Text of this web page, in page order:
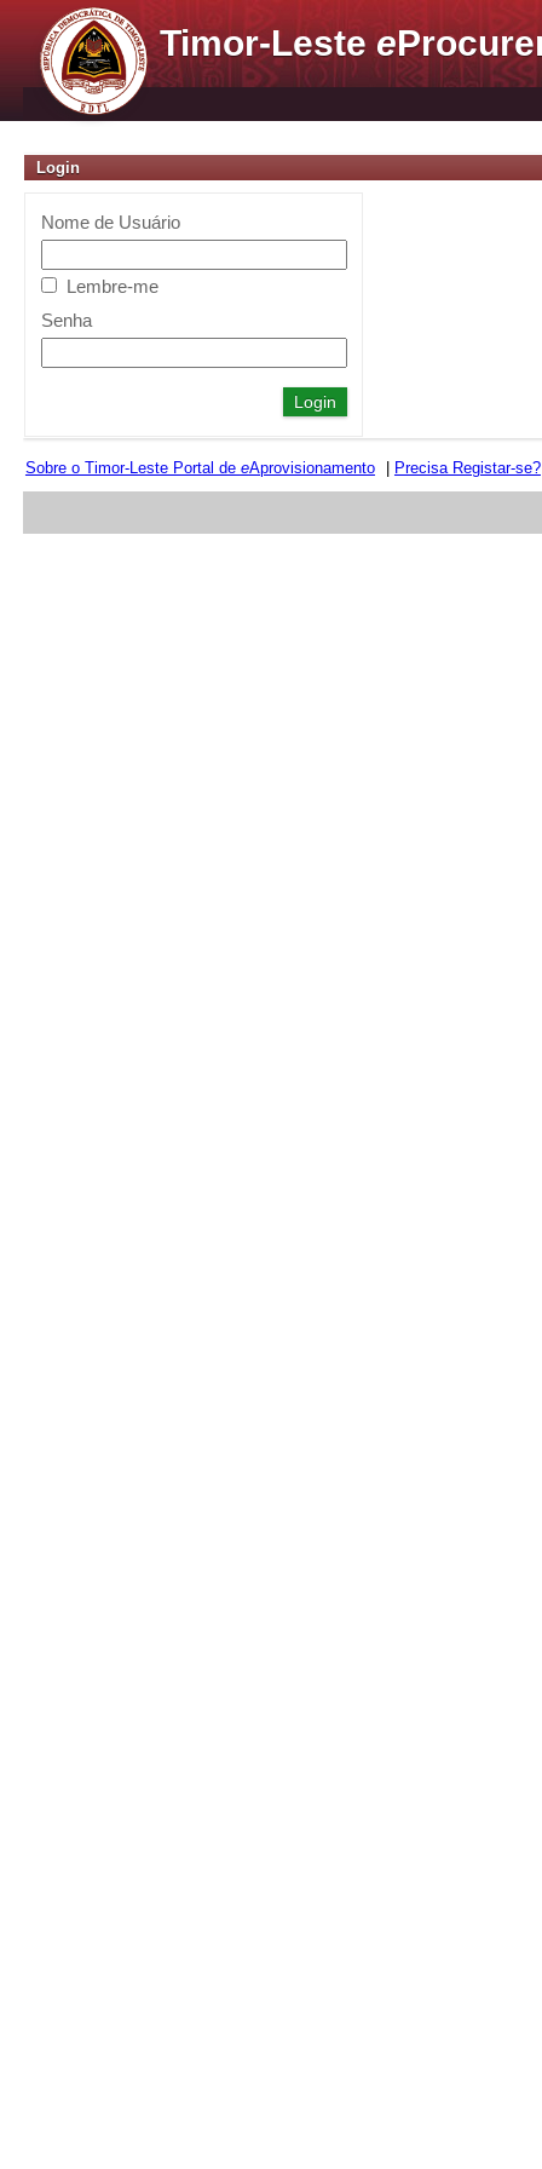
Timor-Lestee
Login
Nome de Usuário
Lembre-me
Senha
Sobre o Timor-Leste Portal de eAprovisionamento Precisa Registar-se?